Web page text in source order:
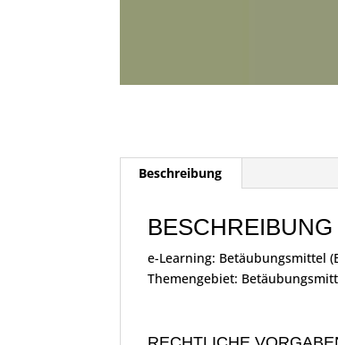
Beschreibung
BESCHREIBUNG
e-Learning: Betäubungsmittel
Themengebiet: